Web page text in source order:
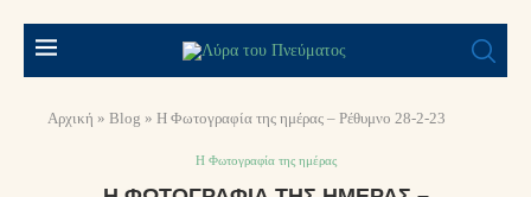
Αρχική » Blog » Η Φωτογραφία της ημέρας – Ρέθυμνο 28-2-23
Η Φωτογραφία της ημέρας